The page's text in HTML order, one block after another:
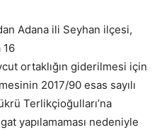
Adana ili Seyhan ilçesi,
16
ortaklığın giderilmesi için
2017/90 esas sayılı
Terlikçioğulları’na
yapılamaması nedeniyle